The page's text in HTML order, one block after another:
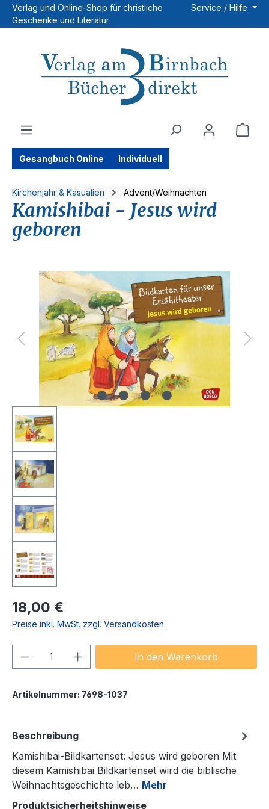
Zum Hauptinhalt springen
Verlag und Online-Shop für christliche
Geschenke und Literatur
Service / Hilfe
Gesangbuch Online Individuell
Kirchenjahr & Kasualien Advent/Weihnachten
Kamishibai - Jesus wird
geboren
Bildergalerie überspringen
Regulärer Preis:
18,00 €
Preise inkl. MwSt. zzgl. Versandkosten
Produkt Anzahl: Gib denIn den Warenkorb
Artikelnummer: 7698-1037
Beschreibung
Kamishibai-Bildkartenset: Jesus wird geboren Mit
diesem Kamishibai Bildkartenset wird die biblische
Weihnachtsgeschichte leb… Mehr
Produktsicherheitshinweise